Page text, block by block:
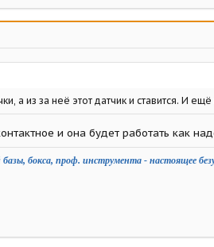
а из за неё этот датчик и ставится. И
и она будет работать как
бокса, проф. инструмента - настоящее